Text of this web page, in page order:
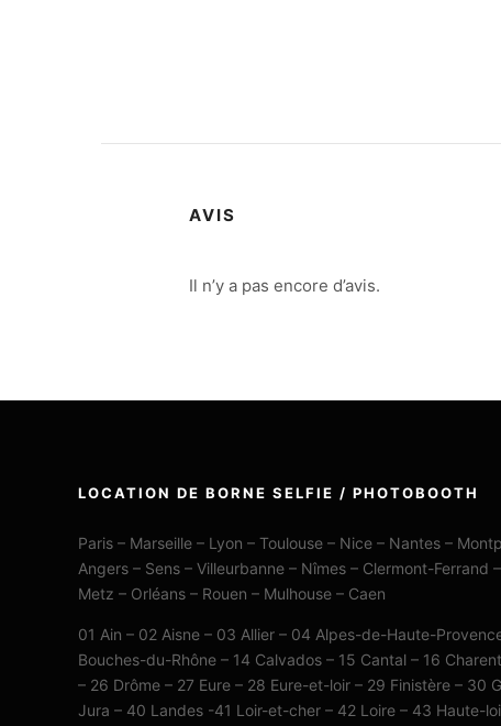
AVIS
Il n’y a pas encore d’avis.
LOCATION DE BORNE SELFIE / PHOTOBOOTH
Paris – Marseille – Lyon – Toulouse – Nice – Nantes –
Angers – Sens – Villeurbanne – Nîmes – Clermont-
Metz – Orléans – Rouen – Mulhouse – Caen
01 Ain – 02 Aisne – 03 Allier – 04 Alpes-de-Haute-
Bouches-du-Rhône – 14 Calvados – 15 Cantal – 16
– 26 Drôme – 27 Eure – 28 Eure-et-loir – 29 Finistère –
Jura – 40 Landes -41 Loir-et-cher – 42 Loire – 43 Haute-